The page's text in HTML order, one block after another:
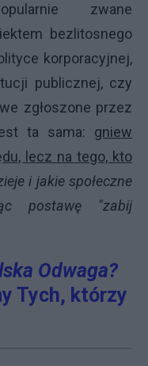
zwane
bezlitosnego
korporacyjnej,
publicznej, czy
zgłoszone przez
ta sama: gniew
lecz na tego, kto
i jakie społeczne
postawę "zabij
Odwaga?
Tych, którzy